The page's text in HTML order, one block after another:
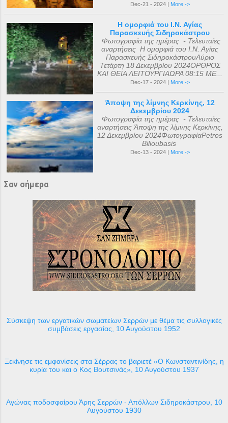
Dec-21 - 2024 | More ->
Η ομορφιά του Ι.Ν. Αγίας
Παρασκευής Σιδηροκάστρου
Φωτογραφία της ημέρας - Τελευταίες
αναρτήσεις Η ομορφιά του Ι.Ν. Αγίας
Παρασκευής ΣιδηροκάστρουΑύριο
Τετάρτη 18 Δεκεμβρίου 2024ΟΡΘΡΟΣ
ΚΑΙ ΘΕΙΑ ΛΕΙΤΟΥΡΓΙΑΩΡΑ 08:15 ΜΕ...
Dec-17 - 2024 | More ->
Άποψη της λίμνης Κερκίνης, 12
Δεκεμβρίου 2024
Φωτογραφία της ημέρας - Τελευταίες
αναρτήσεις Άποψη της λίμνης Κερκίνης,
12 Δεκεμβρίου 2024ΦωτογραφίαPetros
Bilioubasis
Dec-13 - 2024 | More ->
Σαν σήμερα
Σύσκεψη των εργατικών σωματείων Σερρών με θέμα τις συλλογικές
συμβάσεις εργασίας, 10 Αυγούστου 1952
Ξεκίνησε τις εμφανίσεις στα Σέρρας το βαριετέ «Ο Κωνσταντινίδης, η
κυρία του και ο Κος Βουτσινάς», 10 Αυγούστου 1937
Αγώνας ποδοσφαίρου Άρης Σερρών - Απόλλων Σιδηροκάστρου, 10
Αυγούστου 1930